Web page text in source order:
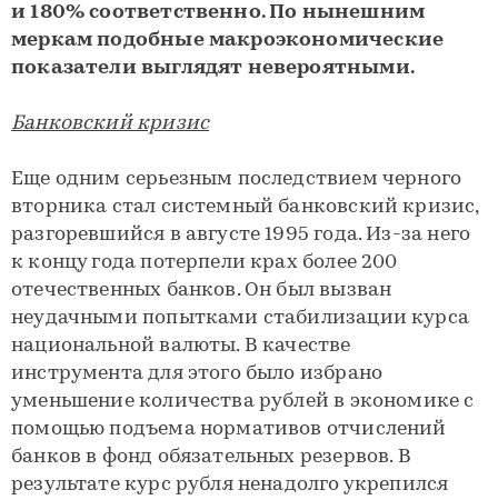
и 180% соответственно. По нынешним
меркам подобные макроэкономические
показатели выглядят невероятными.
Банковский кризис
Еще одним серьезным последствием черного
вторника стал системный банковский кризис,
разгоревшийся в августе 1995 года. Из-за него
к концу года потерпели крах более 200
отечественных банков. Он был вызван
неудачными попытками стабилизации курса
национальной валюты. В качестве
инструмента для этого было избрано
уменьшение количества рублей в экономике с
помощью подъема нормативов отчислений
банков в фонд обязательных резервов. В
результате курс рубля ненадолго укрепился